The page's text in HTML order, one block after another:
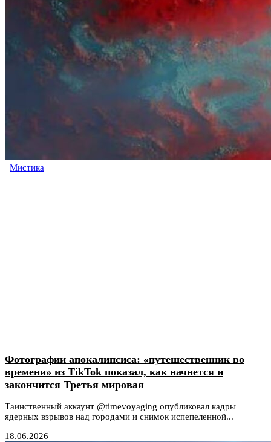
Мистика
Фотографии апокалипсиса: «путешественник во
времени» из TikTok показал, как начнется и
закончится Третья мировая
Таинственный аккаунт @timevoyaging опубликовал кадры
ядерных взрывов над городами и снимок испепеленной...
18.06.2026